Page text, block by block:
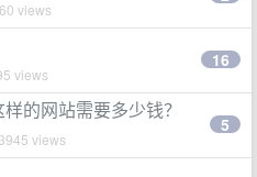
views
views
16
的网站需要多少钱？
views
5